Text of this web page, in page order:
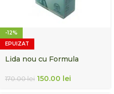
-12%
EPUIZAT
Lida nou cu Formula
170.00lei 150.00 lei